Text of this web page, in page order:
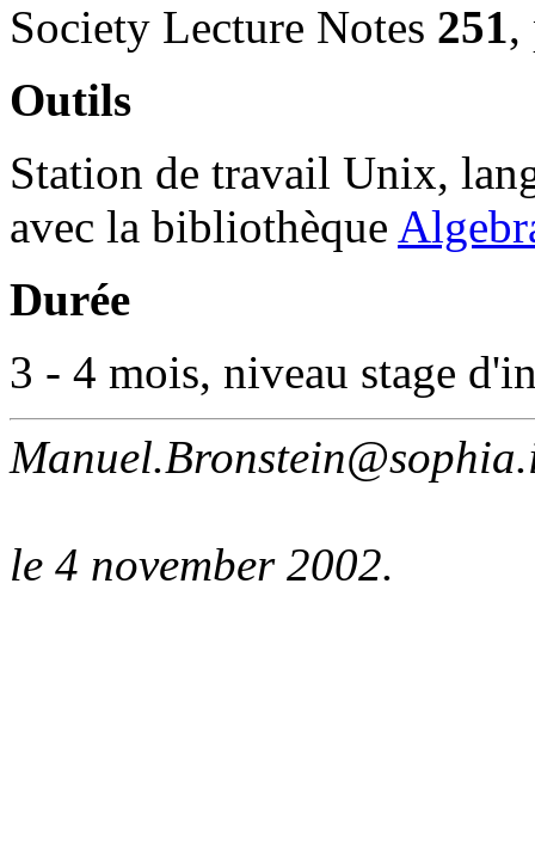
Society Lecture Notes 251,
Outils
Station de travail Unix,
avec la bibliothèque
Durée
3 - 4 mois, niveau stage
le 4 november 2002.